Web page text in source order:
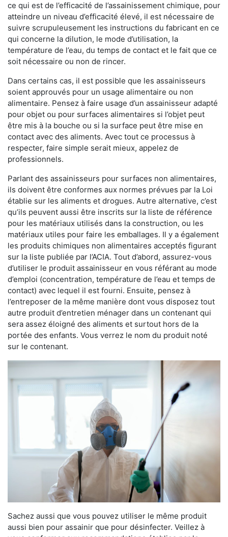
ce qui est de l’efficacité de l’assainissement chimique, pour
atteindre un niveau d’efficacité élevé, il est nécessaire de
suivre scrupuleusement les instructions du fabricant en ce
qui concerne la dilution, le mode d’utilisation, la
température de l’eau, du temps de contact et le fait que ce
soit nécessaire ou non de rincer.
Dans certains cas, il est possible que les assainisseurs
soient approuvés pour un usage alimentaire ou non
alimentaire. Pensez à faire usage d’un assainisseur adapté
pour objet ou pour surfaces alimentaires si l’objet peut
être mis à la bouche ou si la surface peut être mise en
contact avec des aliments. Avec tout ce processus à
respecter, faire simple serait mieux, appelez de
professionnels.
Parlant des assainisseurs pour surfaces non alimentaires,
ils doivent être conformes aux normes prévues par la Loi
établie sur les aliments et drogues. Autre alternative, c’est
qu’ils peuvent aussi être inscrits sur la liste de référence
pour les matériaux utilisés dans la construction, ou les
matériaux utiles pour faire les emballages. Il y a également
les produits chimiques non alimentaires acceptés figurant
sur la liste publiée par l’ACIA. Tout d’abord, assurez-vous
d’utiliser le produit assainisseur en vous référant au mode
d’emploi (concentration, température de l’eau et temps de
contact) avec lequel il est fourni. Ensuite, pensez à
l’entreposer de la même manière dont vous disposez tout
autre produit d’entretien ménager dans un contenant qui
sera assez éloigné des aliments et surtout hors de la
portée des enfants. Vous verrez le nom du produit noté
sur le contenant.
Sachez aussi que vous pouvez utiliser le même produit
aussi bien pour assainir que pour désinfecter. Veillez à